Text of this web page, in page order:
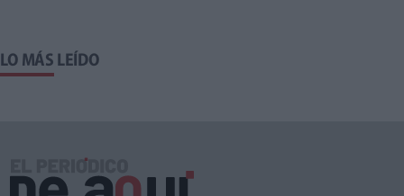
LO MÁS LEÍDO